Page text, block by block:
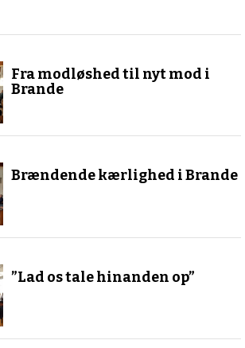
Fra modløshed til nyt mod i
Brande
Brændende kærlighed i Brande
”Lad os tale hinanden op”